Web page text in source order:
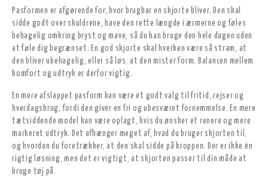
Pasformen er afgørende for, hvor brugbar en skjorte bliver. Den skal
sidde godt over skuldrene, have den rette længde i ærmerne og føles
behagelig omkring bryst og mave, så du kan bruge den hele dagen uden
at føle dig begrænset. En god skjorte skal hverken være så stram, at
den bliver ubehagelig, eller så løs, at den mister form. Balancen mellem
komfort og udtryk er derfor vigtig.
En mere afslappet pasform kan være et godt valg til fritid, rejser og
hverdagsbrug, fordi den giver en fri og ubesværet fornemmelse. En mere
tætsiddende model kan være oplagt, hvis du ønsker et renere og mere
markeret udtryk. Det afhænger meget af, hvad du bruger skjorten til,
og hvordan du foretrækker, at den skal sidde på kroppen. Der er ikke én
rigtig løsning, men det er vigtigt, at skjorten passer til din måde at
bruge tøj på.